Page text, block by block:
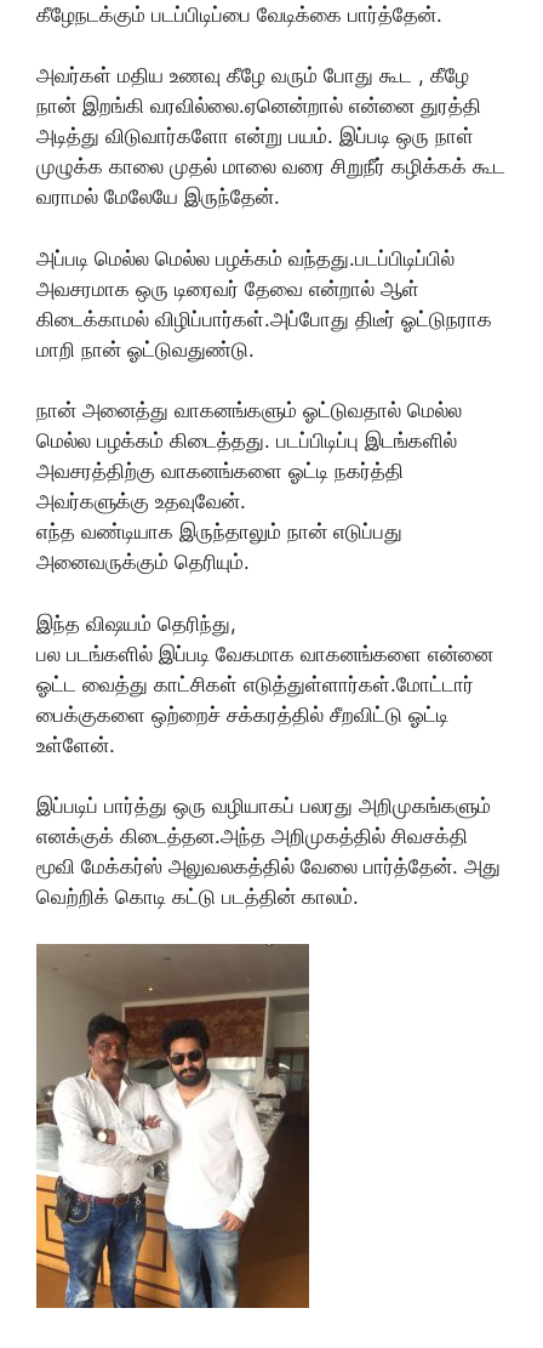
கீழேநடக்கும் படப்பிடிப்பை வேடிக்கை பார்த்தேன்.
அவர்கள் மதிய உணவு கீழே வரும் போது கூட , கீழே
நான் இறங்கி வரவில்லை.ஏனென்றால் என்னை துரத்தி
அடித்து விடுவார்களோ என்று பயம். இப்படி ஒரு நாள்
முழுக்க காலை முதல் மாலை வரை சிறுநீர் கழிக்கக் கூட
வராமல் மேலேயே இருந்தேன்.
அப்படி மெல்ல மெல்ல பழக்கம் வந்தது.படப்பிடிப்பில்
அவசரமாக ஒரு டிரைவர் தேவை என்றால் ஆள்
கிடைக்காமல் விழிப்பார்கள்.அப்போது திடீர் ஓட்டுநராக
மாறி நான் ஓட்டுவதுண்டு.
நான் அனைத்து வாகனங்களும் ஓட்டுவதால் மெல்ல
மெல்ல பழக்கம் கிடைத்தது. படப்பிடிப்பு இடங்களில்
அவசரத்திற்கு வாகனங்களை ஓட்டி நகர்த்தி
அவர்களுக்கு உதவுவேன்.
எந்த வண்டியாக இருந்தாலும் நான் எடுப்பது
அனைவருக்கும் தெரியும்.
இந்த விஷயம் தெரிந்து,
பல படங்களில் இப்படி வேகமாக வாகனங்களை என்னை
ஓட்ட வைத்து காட்சிகள் எடுத்துள்ளார்கள்.மோட்டார்
பைக்குகளை ஒற்றைச் சக்கரத்தில் சீறவிட்டு ஓட்டி
உள்ளேன்.
இப்படிப் பார்த்து ஒரு வழியாகப் பலரது அறிமுகங்களும்
எனக்குக் கிடைத்தன.அந்த அறிமுகத்தில் சிவசக்தி
மூவி மேக்கர்ஸ் அலுவலகத்தில் வேலை பார்த்தேன். அது
வெற்றிக் கொடி கட்டு படத்தின் காலம்.